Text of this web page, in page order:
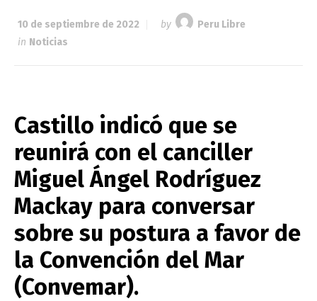
10 de septiembre de 2022 by
Peru Libre
in Noticias
Castillo indicó que se
reunirá con el canciller
Miguel Ángel Rodríguez
Mackay para conversar
sobre su postura a favor de
la Convención del Mar
(Convemar).